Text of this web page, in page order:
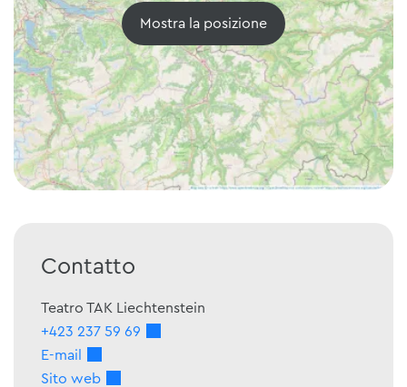
Mostra la posizione
Contatto
Teatro TAK Liechtenstein
+423 237 59 69
E-mail
Sito web